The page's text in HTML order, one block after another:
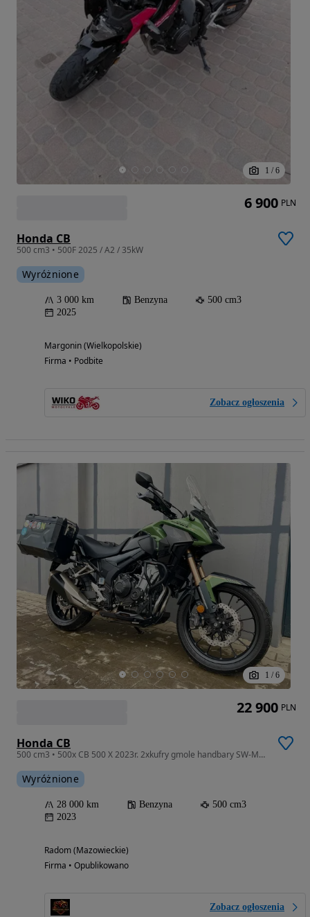
1 / 6
Honda CB
500 cm3 • 500F 2025 / A2 / 35kW
Wyróżnione
3 000 km Benzyna
500 cm3
2025
Margonin (Wielkopolskie)
Firma • Podbite
Zobacz ogłoszenia
6 900 PLN
1 / 6
Honda CB
500 cm3 • 500x CB 500 X 2023r. 2xkufry gmole handbary SW-Motech Transport Raty
Wyróżnione
28 000 km Benzyna
500 cm3
2023
Radom (Mazowieckie)
Firma • Opublikowano
Zobacz ogłoszenia
22 900 PLN